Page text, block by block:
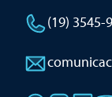
(19) 3545-